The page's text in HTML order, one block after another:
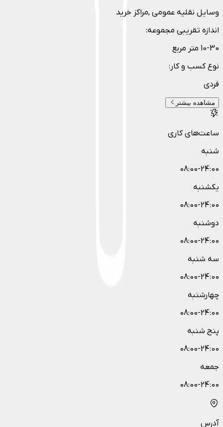
وسایل نقلیه عمومی ,مراکز خرید
اندازه تقریبی مجموعه:
10-30 متر مربع
نوع کسب و کار :
فردی
مشاهده بیشتر
ساعت‌های کاری
شنبه
08:00-24:00
یکشنبه
08:00-24:00
دوشنبه
08:00-24:00
سه شنبه
08:00-24:00
چهارشنبه
08:00-24:00
پنج شنبه
08:00-24:00
جمعه
08:00-24:00
آدرس